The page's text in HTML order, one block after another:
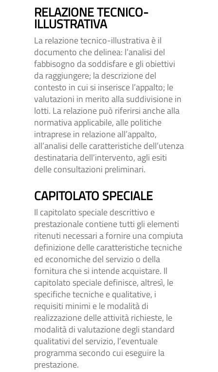
RELAZIONE TECNICO-
ILLUSTRATIVA
La relazione tecnico-illustrativa è il
documento che delinea: l’analisi del
fabbisogno da soddisfare e gli obiettivi
da raggiungere; la descrizione del
contesto in cui si inserisce l’appalto; le
valutazioni in merito alla suddivisione in
lotti. La relazione può riferirsi anche alla
normativa applicabile, alle politiche
intraprese in relazione all’appalto,
all’analisi delle caratteristiche dell’utenza
destinataria dell’intervento, agli esiti
delle consultazioni preliminari.
CAPITOLATO SPECIALE
Il capitolato speciale descrittivo e
prestazionale contiene tutti gli elementi
ritenuti necessari a fornire una compiuta
definizione delle caratteristiche tecniche
ed economiche del servizio o della
fornitura che si intende acquistare. Il
capitolato speciale definisce, altresì, le
specifiche tecniche e qualitative, i
requisiti minimi e le modalità di
realizzazione delle attività richieste, le
modalità di valutazione degli standard
qualitativi del servizio, l’eventuale
programma secondo cui eseguire la
prestazione.